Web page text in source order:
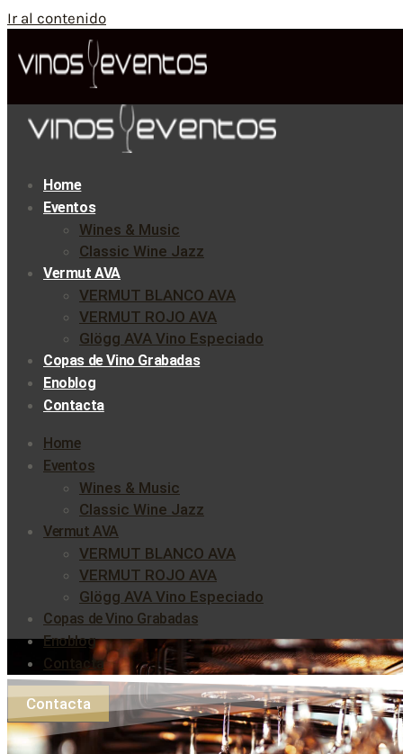
Ir al contenido
Home
Eventos
Wines & Music
Classic Wine Jazz
Vermut AVA
VERMUT BLANCO AVA
VERMUT ROJO AVA
Glögg AVA Vino Especiado
Copas de Vino Grabadas
Enoblog
Contacta
Home
Eventos
Wines & Music
Classic Wine Jazz
Vermut AVA
VERMUT BLANCO AVA
VERMUT ROJO AVA
Glögg AVA Vino Especiado
Copas de Vino Grabadas
Enoblog
Contacta
Contacta